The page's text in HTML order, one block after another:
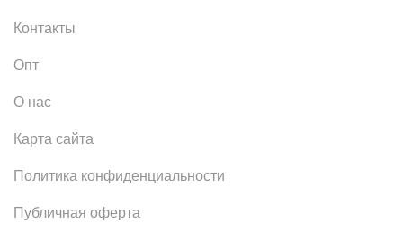
Контакты
Опт
О нас
Карта сайта
Политика конфиденциальности
Публичная оферта